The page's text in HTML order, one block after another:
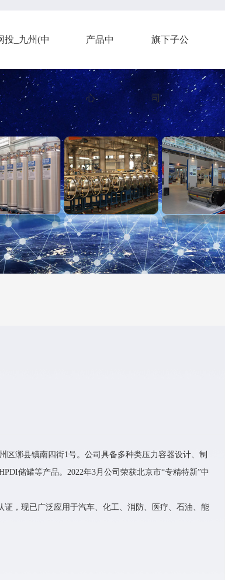
投_九州(中 产品中
心
旗下子公
司
区漷县镇南四街1号。公司具备多种类压力容器设计、制
储罐等产品。2022年3月公司荣获北京市“专精特新”中
，现已广泛应用于汽车、化工、消防、医疗、石油、能